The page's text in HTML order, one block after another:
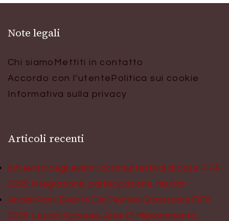
Note legali
Chi siamo Mettiti in contatto
Accordo con l’utente Politica sui cookie
Informativa sulla privacy
Articoli recenti
Influenza degli eventi locali sui festival di base FIFA
2025: integrazione, partecipazione, risultati
Analisi Post-Evento Dei Festival Grassroots FIFA
2025: Lezioni Apprese, Aree Di Miglioramento,